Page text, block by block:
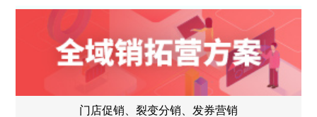
门店促销、裂变分销、发券营销